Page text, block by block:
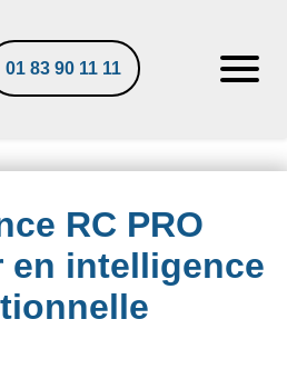
01 83 90 11 11
RC PRO
en intelligence